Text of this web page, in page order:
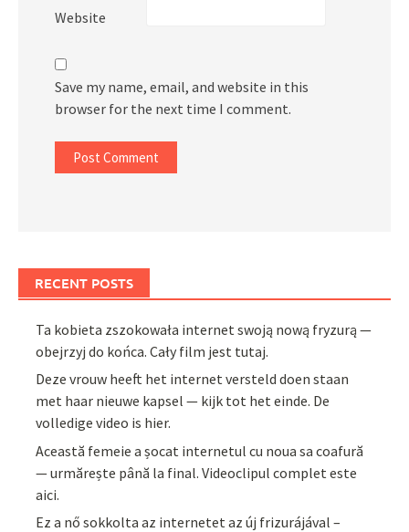
Website
Save my name, email, and website in this
browser for the next time I comment.
RECENT POSTS
Ta kobieta zszokowała internet swoją nową fryzurą —
obejrzyj do końca. Cały film jest tutaj.
Deze vrouw heeft het internet versteld doen staan
met haar nieuwe kapsel — kijk tot het einde. De
volledige video is hier.
Această femeie a șocat internetul cu noua sa coafură
— urmărește până la final. Videoclipul complet este
aici.
Ez a nő sokkolta az internetet az új frizurájával –